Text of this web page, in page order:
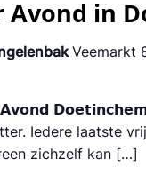
Avond in
Veemarkt
𝗗𝗼𝗲𝘁𝗶𝗻𝗰𝗵𝗲𝗺
Iedere laatste
zichzelf kan […]